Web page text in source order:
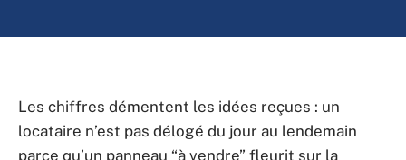
Les chiffres démentent les idées reçues : un
locataire n’est pas délogé du jour au lendemain
parce qu’un panneau “à vendre” fleurit sur la